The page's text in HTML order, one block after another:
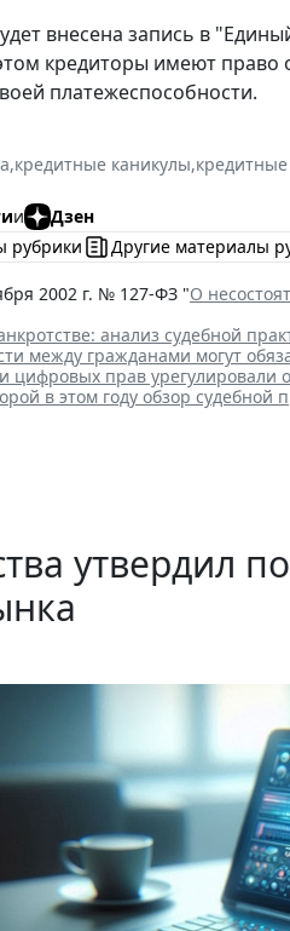
внесена запись в
кредиторы имеют
платежеспособности.
,кредитные каникулы,
и
Дзен
рубрики
Другие материалы
2002 г. № 127-ФЗ "О
анализ судебной
между гражданами могут
прав урегулировали
в этом году обзор судебной
утвердил